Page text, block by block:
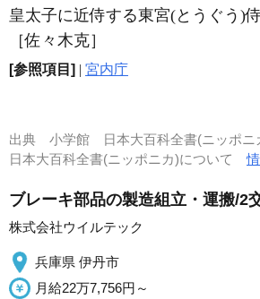
皇太子に近侍する東宮(とうぐう)侍
［佐々木克］
[参照項目] | 宮内庁
出典 小学館 日本大百科全書(ニッポニ
日本大百科全書(ニッポニカ)について
ブレーキ部品の製造組立・運搬/2
株式会社ウイルテック
兵庫県 伊丹市
月給22万7,756円～